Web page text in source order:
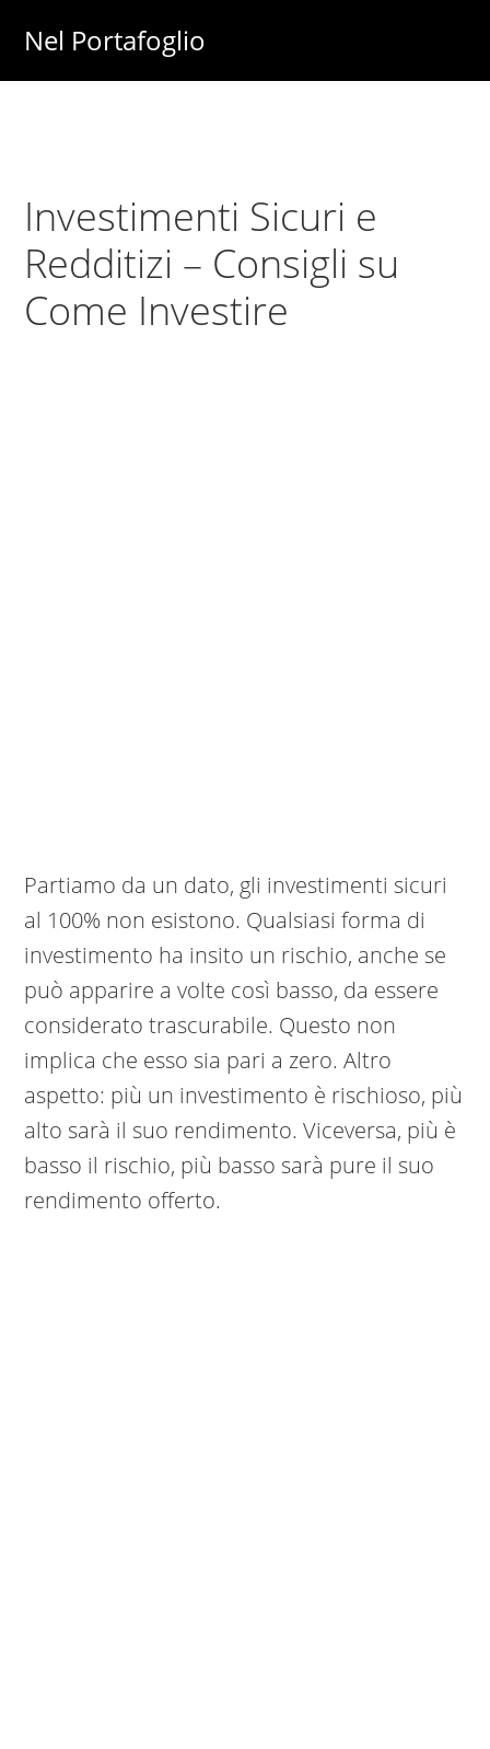
main
primary
Nel Portafoglio
Risparmio
-
Soldi
-
Investimenti Sicuri e
Redditizi – Consigli su
Come Investire
Partiamo da un dato, gli investimenti sicuri
al 100% non esistono. Qualsiasi forma di
investimento ha insito un rischio, anche se
può apparire a volte così basso, da essere
considerato trascurabile. Questo non
implica che esso sia pari a zero. Altro
aspetto: più un investimento è rischioso, più
alto sarà il suo rendimento. Viceversa, più è
basso il rischio, più basso sarà pure il suo
rendimento offerto.